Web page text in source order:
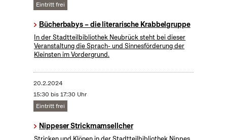
Eintritt frei
Bücherbabys – die literarische Krabbelgruppe
In der Stadtteilbibliothek Neubrück steht bei dieser
Veranstaltung die Sprach- und Sinnesförderung der
Kleinsten im Vordergrund.
20.2.2024
15:30 bis 17:30 Uhr
Eintritt frei
Nippeser Strickmamsellcher